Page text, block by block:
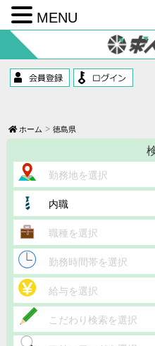
コ
テ
ン
ツ
ッ
プ
ホーム 徳島県
勤務地を選択
内職
職種を選択
勤務時間帯を選択
給与を選択
こだわり検索を選択
MENU